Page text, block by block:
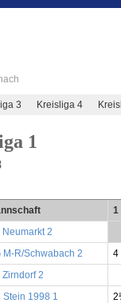
3 Kreisliga 4
1
1
Neumarkt 2
M-R/Schwabach 2
4
Zirndorf 2
Stein 1998 1